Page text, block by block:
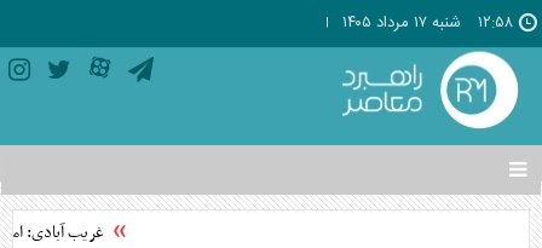
۱۲:۵۸ شنبه ۱۷ مرداد ۱۴۰۵
تغییر
وضعیت
منوی
غریب آبادی: